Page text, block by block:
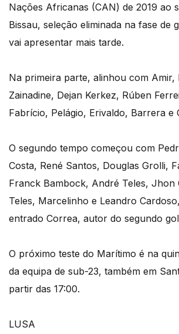
Nações Africanas (CAN) de 2019 ao
Bissau, seleção eliminada na fase de
vai apresentar mais tarde.
Na primeira parte, alinhou com Amir,
Zainadine, Dejan Kerkez, Rúben
Fabrício, Pelágio, Erivaldo, Barrera e
O segundo tempo começou com
Costa, René Santos, Douglas Grolli,
Franck Bambock, André Teles, Jhon
Teles, Marcelinho e Leandro
entrado Correa, autor do segundo
O próximo teste do Marítimo é na
da equipa de sub-23, também em
partir das 17:00.
LUSA